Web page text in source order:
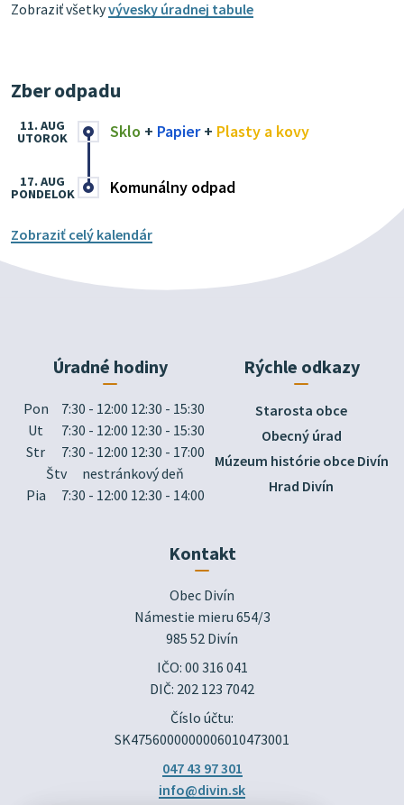
Zobraziť všetkyvývesky úradnej tabule
Zber odpadu
Sklo + Papier+ Plasty a kovy
11. AUG
UTOROK
Komunálny odpad
17. AUG
PONDELOK
Zobraziť celý kalendár
Úradné hodiny
Pon
7:30 - 12:00 12:30 - 15:30
Ut
7:30 - 12:00 12:30 - 15:30
Str
7:30 - 12:00 12:30 - 17:00
Štv
nestránkový deň
Pia
7:30 - 12:00 12:30 - 14:00
Rýchle odkazy
Starosta obce
Obecný úrad
Múzeum histórie obce Divín
Hrad Divín
Kontakt
Obec Divín
Námestie mieru 654/3
985 52 Divín
IČO: 00 316 041
DIČ: 202 123 7042
Číslo účtu:
SK4756000000006010473001
047 43 97 301
info@divin.sk